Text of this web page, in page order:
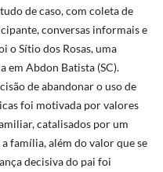
de caso, com coleta de
conversas informais e
o Sítio dos Rosas, uma
Abdon Batista (SC).
de abandonar o uso de
foi motivada por valores
catalisados por um
família, além do valor que se
decisiva do pai foi